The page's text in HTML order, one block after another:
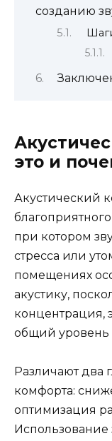
созданию
это и
Акустический
при котором
стресса или
помещениях
акустику,
концентрация,
общий уровень
Различают два
комфорта:
оптимизация